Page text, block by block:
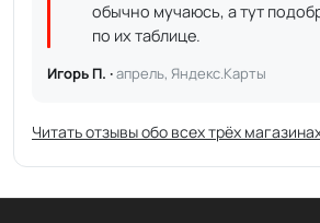
обычно мучаюсь, а тут
по их таблице.
Игорь П. ·апрель, Яндекс.Карты
Читать отзывы обо всех трёх